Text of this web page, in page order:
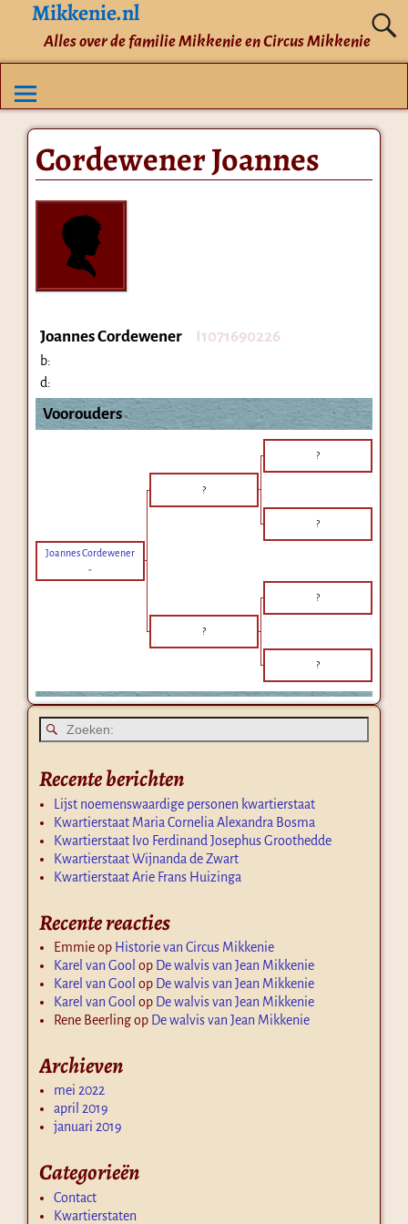
Mikkenie.nl
Alles over de familie Mikkenie en Circus Mikkenie
Cordewener Joannes
Joannes Cordewener I1071690226
b:
d:
Voorouders
?
?
?
Joannes Cordewener
-
?
?
?
Recente berichten
Lijst noemenswaardige personen kwartierstaat
Kwartierstaat Maria Cornelia Alexandra Bosma
Kwartierstaat Ivo Ferdinand Josephus Groothedde
Kwartierstaat Wijnanda de Zwart
Kwartierstaat Arie Frans Huizinga
Recente reacties
Emmieop Historie van Circus Mikkenie
Karel van Gool op De walvis van Jean Mikkenie
Karel van Gool op De walvis van Jean Mikkenie
Karel van Gool op De walvis van Jean Mikkenie
Rene Beerlingop De walvis van Jean Mikkenie
Archieven
mei 2022
april 2019
januari 2019
Categorieën
Contact
Kwartierstaten